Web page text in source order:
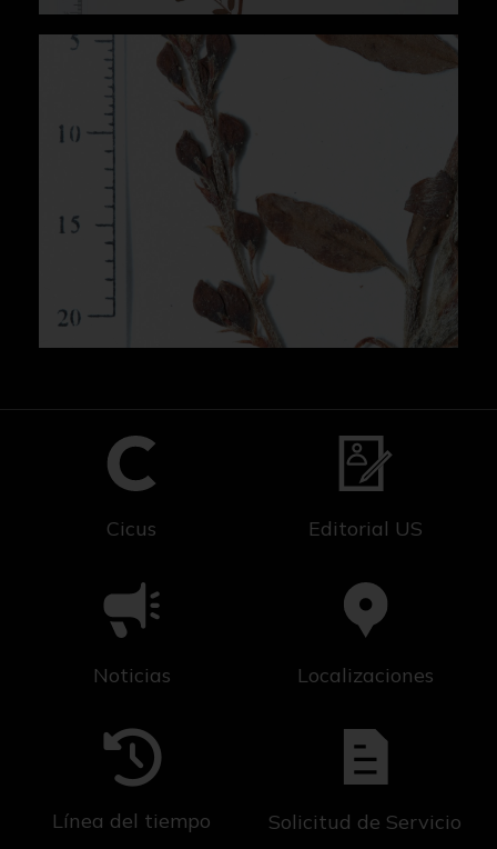
Cicus Editorial US
Noticias Localizaciones
Línea del tiempo Solicitud de Servicio